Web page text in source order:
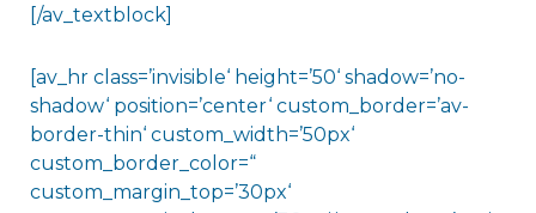
[/av_textblock]
[av_hr class=’invisible‘ height=’50‘ shadow=’no-
shadow‘ position=’center‘ custom_border=’av-
border-thin‘ custom_width=’50px‘
custom_border_color=“
custom_margin_top=’30px‘